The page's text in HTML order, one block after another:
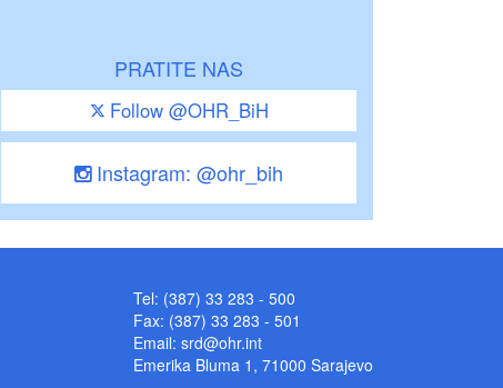
PRATITE NAS
Follow @OHR_BiH
Instagram: @ohr_bih
Tel: (387) 33 283 - 500
Fax: (387) 33 283 - 501
Email: srd@ohr.int
Emerika Bluma 1, 71000 Sarajevo